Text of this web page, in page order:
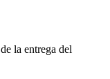
la entrega del